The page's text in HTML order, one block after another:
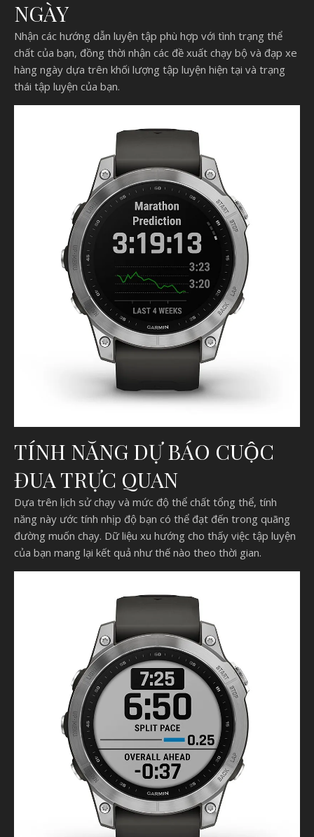
NGÀY
Nhận các hướng dẫn luyện tập phù hợp với tình trạng thể
chất của bạn, đồng thời nhận các đề xuất chạy bộ và đạp xe
hàng ngày dựa trên khối lượng tập luyện hiện tại và trạng
thái tập luyện của bạn.
TÍNH NĂNG DỰ BÁO CUỘC
ĐUA TRỰC QUAN
Dựa trên lịch sử chạy và mức độ thể chất tổng thể, tính
năng này ước tính nhịp độ bạn có thể đạt đến trong quãng
đường muốn chạy. Dữ liệu xu hướng cho thấy việc tập luyện
của bạn mang lại kết quả như thế nào theo thời gian.